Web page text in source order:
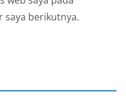
berikutnya.